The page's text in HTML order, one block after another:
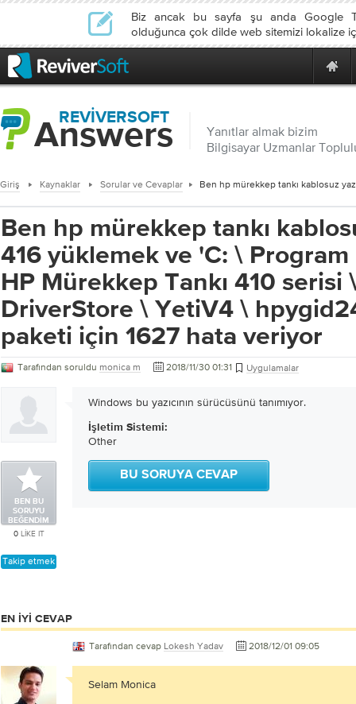
Biz ancak bu sayfa şu anda Google
olduğunca çok dilde web sitemizi lokalize
REVIVERSOFT
Answers
Yanıtlar almak bizim
Bilgisayar Uzmanlar
Giriş Kaynaklar Sorular ve Cevaplar
Ben hp mürekkep tankı
416 yüklemek ve 'C: \ Program
HP Mürekkep Tankı 410 serisi
DriverStore \ YetiV4 \
paketi için 1627 hata veriyor
Tarafından soruldu monica m 2018/11/30 01:31 Uygulamalar
BEN BU
SORUYU
BEĞENDIM
0LIKE IT
Takip etmek
Windows bu yazıcının sürücüsünü tanımıyor.
İşletim Sistemi:
Other
BU SORUYA CEVAP
EN IYI CEVAP
Tarafından cevap Lokesh Yadav 2018/12/01 09:05
Selam Monica